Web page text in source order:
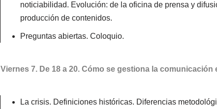
noticiabilidad. Evolución: de la oficina de prensa y
producción de contenidos.
Preguntas abiertas. Coloquio.
Viernes 7. De 18 a 20. Cómo se gestiona la comunicación
La crisis. Definiciones históricas. Diferencias